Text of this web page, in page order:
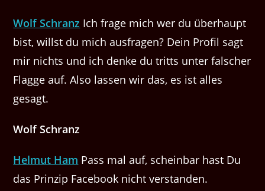
Wolf Schranz Ich frage mich wer du überhaupt
bist, willst du mich ausfragen? Dein Profil sagt
mir nichts und ich denke du tritts unter falscher
Flagge auf. Also lassen wir das, es ist alles
gesagt.
Wolf Schranz
Helmut Ham Pass mal auf, scheinbar hast Du
das Prinzip Facebook nicht verstanden.